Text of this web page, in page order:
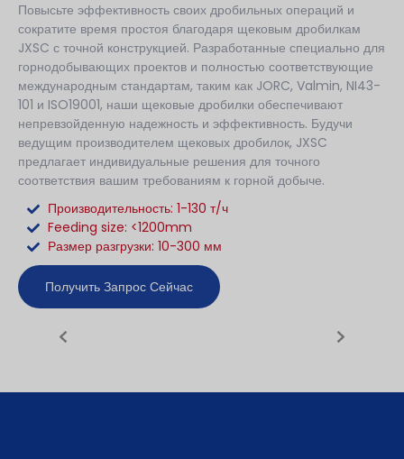
Повысьте эффективность своих дробильных операций и
сократите время простоя благодаря щековым дробилкам
JXSC с точной конструкцией. Разработанные специально для
горнодобывающих проектов и полностью соответствующие
международным стандартам, таким как JORC, Valmin, NI43-
101 и ISO19001, наши щековые дробилки обеспечивают
непревзойденную надежность и эффективность. Будучи
ведущим производителем щековых дробилок, JXSC
предлагает индивидуальные решения для точного
соответствия вашим требованиям к горной добыче.
Производительность: 1-130 т/ч
Feeding size: <1200mm
Размер разгрузки: 10-300 мм
Получить Запрос Сейчас